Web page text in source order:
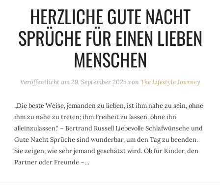
HERZLICHE GUTE NACHT
SPRÜCHE FÜR EINEN LIEBEN
MENSCHEN
Veröffentlicht am29. September 2025 vonThe Lifestyle Journey
„Die beste Weise, jemanden zu lieben, ist ihm nahe zu sein, ohne
ihm zu nahe zu treten; ihm Freiheit zu lassen, ohne ihn
alleinzulassen.“ – Bertrand Russell Liebevolle Schlafwünsche und
Gute Nacht Sprüche sind wunderbar, um den Tag zu beenden.
Sie zeigen, wie sehr jemand geschätzt wird. Ob für Kinder, den
Partner oder Freunde –…